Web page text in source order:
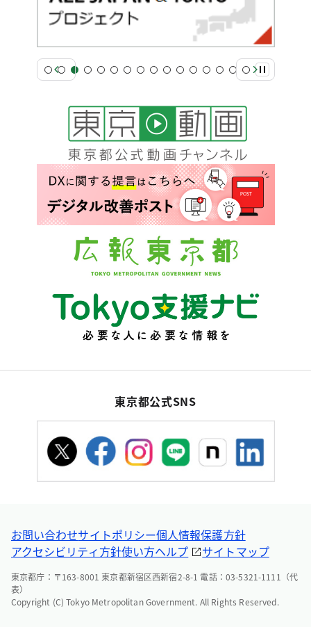
東京都公式SNS
お問い合わせサイトポリシー個人情報保護方針
アクセシビリティ方針使い方ヘルプ サイトマップ
東京都庁：〒163-8001 東京都新宿区西新宿2-8-1 電話：03-5321-1111（代
表）
Copyright (C) Tokyo Metropolitan Government. All Rights Reserved.